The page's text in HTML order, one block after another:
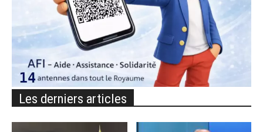
Les derniers articles